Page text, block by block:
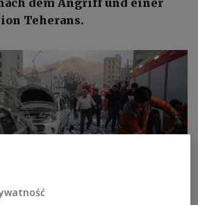
dem Angriff und einer
Teherans.